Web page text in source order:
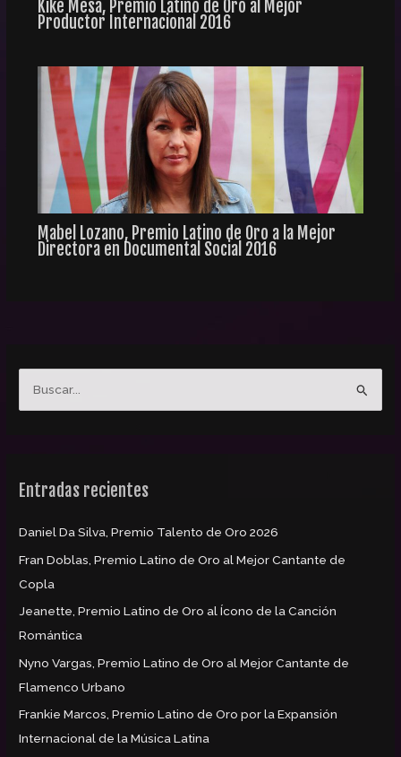
Kike Mesa, Premio Latino de Oro al Mejor
Productor Internacional 2016
Mabel Lozano, Premio Latino de Oro a la Mejor
Directora en Documental Social 2016
a
p
o
r
:
Entradas recientes
Daniel Da Silva, Premio Talento de Oro 2026
Fran Doblas, Premio Latino de Oro al Mejor Cantante de
Copla
Jeanette, Premio Latino de Oro al Ícono de la Canción
Romántica
Nyno Vargas, Premio Latino de Oro al Mejor Cantante de
Flamenco Urbano
Frankie Marcos, Premio Latino de Oro por la Expansión
Internacional de la Música Latina